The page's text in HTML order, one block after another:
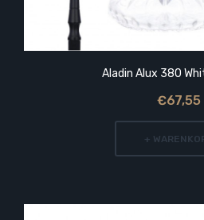
Aladin Alux 380
€67,55
+